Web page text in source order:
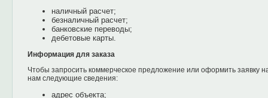
наличный расчет;
безналичный расчет;
банковские переводы;
дебетовые карты.
Информация для заказа
Чтобы запросить коммерческое предложение или оформить заявку
нам следующие сведения:
адрес объекта;